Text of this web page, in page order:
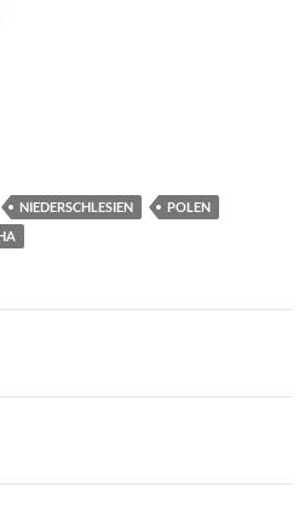
NIEDERSCHLESIEN
POLEN